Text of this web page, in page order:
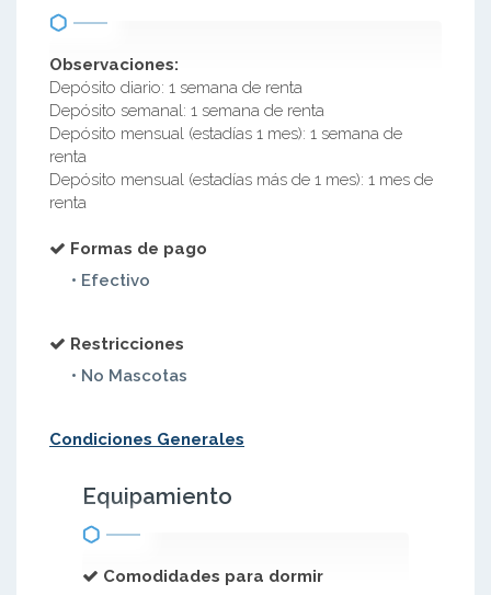
Observaciones:
Depósito diario: 1 semana de renta
Depósito semanal: 1 semana de renta
Depósito mensual (estadías 1 mes): 1 semana de
renta
Depósito mensual (estadías más de 1 mes): 1 mes de
renta
Formas de pago
• Efectivo
Restricciones
• No Mascotas
Condiciones Generales
Equipamiento
Comodidades para dormir